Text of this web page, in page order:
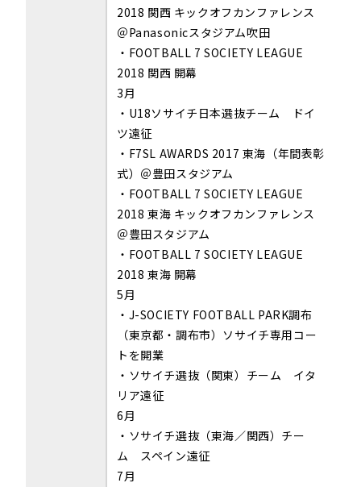
2018 関西 キックオフカンファレンス
＠Panasonicスタジアム吹田
・FOOTBALL 7 SOCIETY LEAGUE
2018 関西 開幕
3月
・U18ソサイチ日本選抜チーム ドイ
ツ遠征
・F7SL AWARDS 2017 東海（年間表彰
式）＠豊田スタジアム
・FOOTBALL 7 SOCIETY LEAGUE
2018 東海 キックオフカンファレンス
＠豊田スタジアム
・FOOTBALL 7 SOCIETY LEAGUE
2018 東海 開幕
5月
・J-SOCIETY FOOTBALL PARK調布
（東京都・調布市）ソサイチ専用コー
トを開業
・ソサイチ選抜（関東）チーム イタ
リア遠征
6月
・ソサイチ選抜（東海／関西）チー
ム スペイン遠征
7月